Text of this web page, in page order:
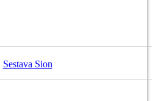
Sestava Sion